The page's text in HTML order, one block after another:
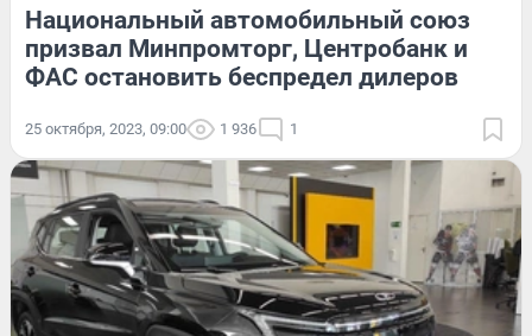
Национальный автомобильный союз
призвал Минпромторг, Центробанк и
ФАС остановить беспредел дилеров
25 октября, 2023, 09:00 1 936 1